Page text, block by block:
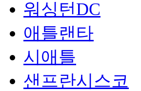
워싱턴DC
애틀랜타
시애틀
샌프란시스코